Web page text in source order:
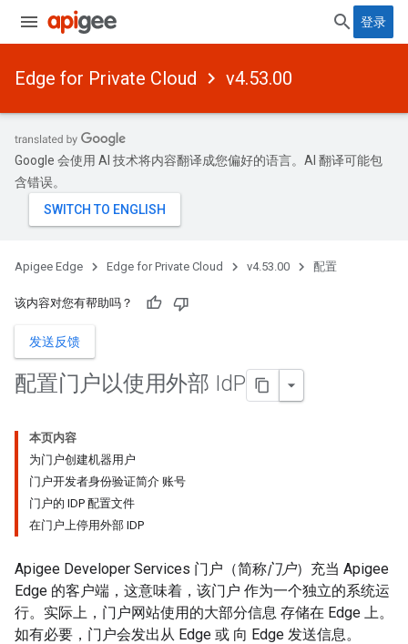
登录
Edge for Private Cloud v4.53.00
Google 会使用 AI 技术将内容翻译成您偏好的语言。AI 翻译可能包
含错误。
Apigee Edge Edge for Private Cloud v4.53.00 配置
该内容对您有帮助吗？
发送反馈
配置门户以使用外部 IdP
本页内容
为门户创建机器用户
门户开发者身份验证简介 账号
门户的 IDP 配置文件
在门户上停用外部 IDP
Apigee Developer Services 门户（简称门户）充当 Apigee
Edge 的客户端，这意味着，该门户 作为一个独立的系统运
行。实际上，门户网站使用的大部分信息 存储在 Edge 上。
如有必要，门户会发出从 Edge 或 向 Edge 发送信息。